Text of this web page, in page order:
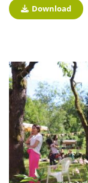
Download